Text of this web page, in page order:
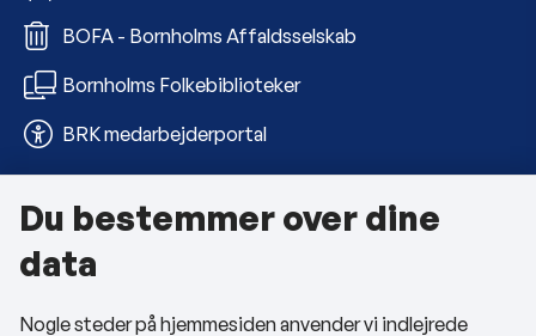
BOFA - Bornholms Affaldsselskab
Bornholms Folkebiblioteker
BRK medarbejderportal
Om kommunen
Kontakt os
Telefon- og åbningstider
Du bestemmer over dine
data
Nogle steder på hjemmesiden anvender vi indlejrede